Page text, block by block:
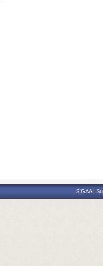
SIGAA |